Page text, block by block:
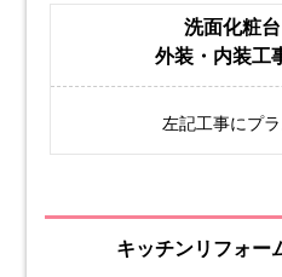
洗面化粧
外装・内装工
左記工事にプラ
キッチンリフォー